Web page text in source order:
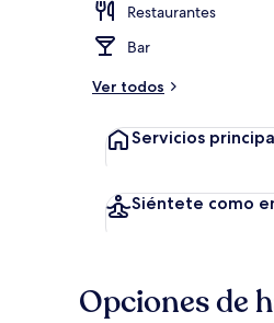
Restaurantes
Bar
Ver todos
Servicios
Siéntete como
Opciones de